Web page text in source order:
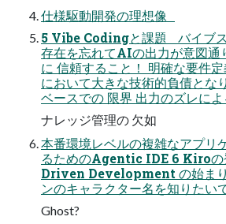
仕様駆動開発の理想像
5 Vibe Codingと課題 バイブ
存在を忘れてAIの出⼒が意図通
に 信頼すること！ 明確な要件
において⼤きな技術的負債とな
ベースでの 限界 出⼒のズレに
ナレッジ管理の ⽋如
本番環境レベルの複雑なアプリ
るためのAgentic IDE 6 Kiroの
Driven Development の始ま
ンのキャラクター名を知りたい
Ghost?